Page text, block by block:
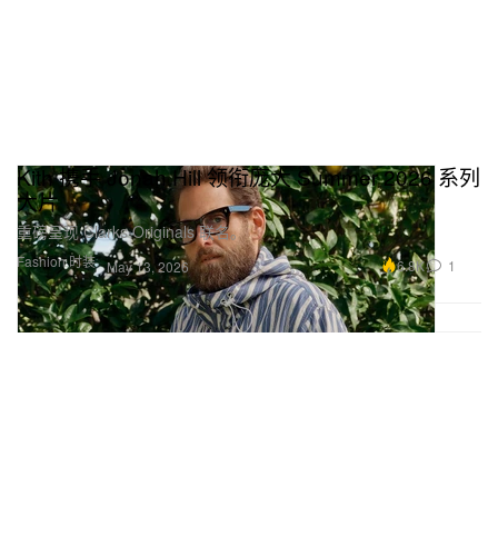
Fashion 时装
Kith 携手 Jonah Hill 领衔庞大 Summer 2026 系列
大片
重磅呈现 Clarks Originals 联名。
May 13, 2026 6.8K 1